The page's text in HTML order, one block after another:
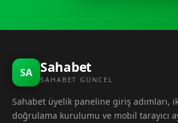
SA Sahabet
SAHABET GÜNCEL
Sahabet üyelik paneline giriş adımları,
doğrulama kurulumu ve mobil tarayıcı